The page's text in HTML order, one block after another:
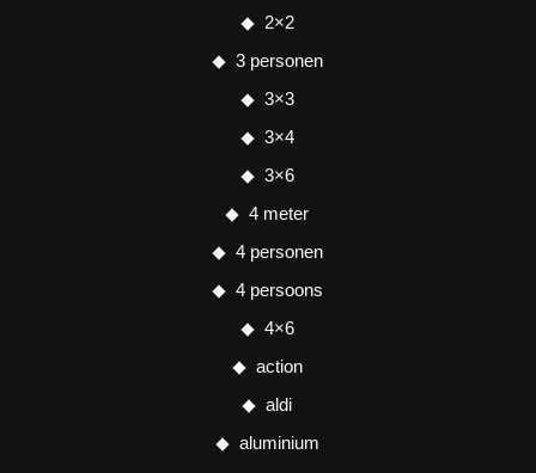
2×2
3 personen
3×3
3×4
3×6
4 meter
4 personen
4 persoons
4×6
action
aldi
aluminium